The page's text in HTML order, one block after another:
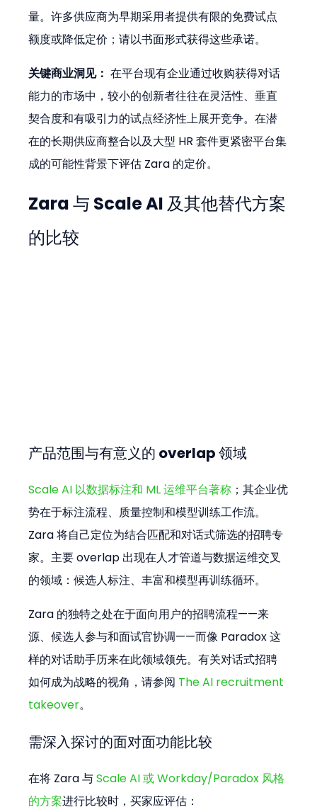
量。许多供应商为早期采用者提供有限的免费试点
额度或降低定价；请以书面形式获得这些承诺。
关键商业洞见： 在平台现有企业通过收购获得对话
能力的市场中，较小的创新者往往在灵活性、垂直
契合度和有吸引力的试点经济性上展开竞争。在潜
在的长期供应商整合以及大型 HR 套件更紧密平台集
成的可能性背景下评估 Zara 的定价。
Zara 与 Scale AI 及其他替代方案
的比较
产品范围与有意义的 overlap 领域
Scale AI 以数据标注和 ML 运维平台著称 ；其企业优
势在于标注流程、质量控制和模型训练工作流。
Zara 将自己定位为结合匹配和对话式筛选的招聘专
家。主要 overlap 出现在人才管道与数据运维交叉
的领域：候选人标注、丰富和模型再训练循环。
Zara 的独特之处在于面向用户的招聘流程——来
源、候选人参与和面试官协调——而像 Paradox 这
样的对话助手历来在此领域领先。有关对话式招聘
如何成为战略的视角，请参阅 The AI recruitment
takeover。
需深入探讨的面对面功能比较
在将 Zara 与 Scale AI 或 Workday/Paradox 风格
的方案进行比较时，买家应评估：